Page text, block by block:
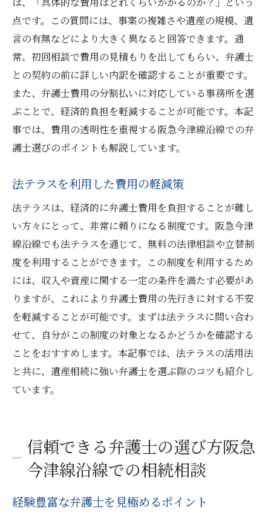
初対面の印象を大切にする理由
弁護士選びで後悔しないための心構え
点です。この質問には、事案の複雑さや遺産の規模、遺
言の有無などにより大きく異なると回答できます。通
常、初回相談で費用の見積もりを出してもらい、弁護士
との契約の前に詳しい内訳を確認することが重要です。
また、弁護士費用の分割払いに対応している事務所を選
ぶことで、経済的負担を軽減することが可能です。本記
事では、費用の透明性を重視する阪急今津線沿線での弁
護士選びのポイントも解説しています。
法テラスを利用した費用の軽減策
法テラスは、経済的に弁護士費用を負担することが難し
い方々にとって、非常に頼りになる制度です。阪急今津
線沿線でも法テラスを通じて、無料の法律相談や立替制
度を利用することができます。この制度を利用するため
には、収入や資産に関する一定の条件を満たす必要があ
りますが、これにより弁護士費用の先行きに対する不安
を軽減することが可能です。まずは法テラスに問い合わ
せて、自分がこの制度の対象となるかどうかを確認する
ことをおすすめします。本記事では、法テラスの活用法
と共に、遺産相続に強い弁護士を選ぶ際のコツも紹介し
ています。
信頼できる弁護士の選び方阪急
今津線沿線での相続相談
経験豊富な弁護士を見極めるポイント